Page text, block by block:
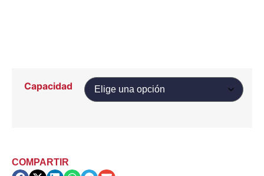
Capacidad
COMPARTIR